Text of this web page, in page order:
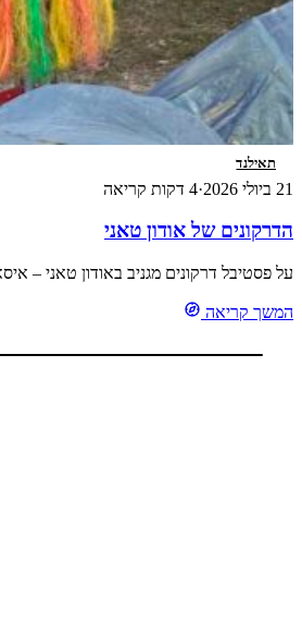
תאילנד
21 ביולי 2026 ·4 דקות קריאה
הדרקונים של אודון טאני
על פסטיבל דרקונים מגניב באודון טאני –
המשך קריאה